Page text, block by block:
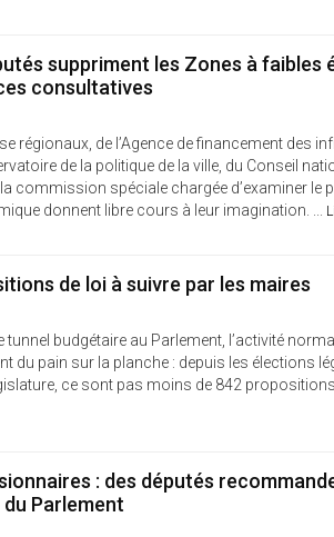
suppriment les Zones à faibles
consultatives
régionaux, de l’Agence de financement des
de la politique de la ville, du Conseil
commission spéciale chargée d’examiner le
donnent libre cours à leur imagination. ...
de loi à suivre par les maires
tunnel budgétaire au Parlement, l’activité
du pain sur la planche : depuis les élections
ce sont pas moins de 842
: des députés
Parlement